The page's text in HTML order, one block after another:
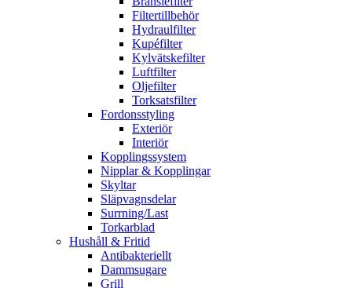
Filtertillbehör
Hydraulfilter
Kupéfilter
Kylvätskefilter
Luftfilter
Oljefilter
Torksatsfilter
Fordonsstyling
Exteriör
Interiör
Kopplingssystem
Nipplar & Kopplingar
Skyltar
Släpvagnsdelar
Surrning/Last
Torkarblad
Hushåll & Fritid
Antibakteriellt​
Dammsugare
Grill